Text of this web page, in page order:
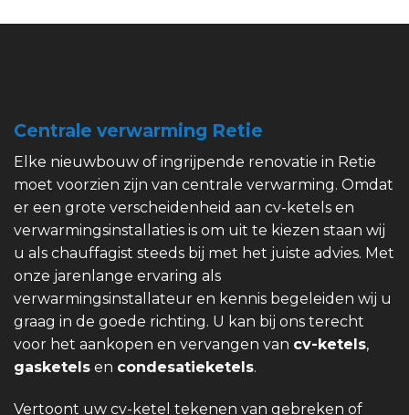
Centrale verwarming Retie
Elke nieuwbouw of ingrijpende renovatie in Retie
moet voorzien zijn van centrale verwarming. Omdat
er een grote verscheidenheid aan cv-ketels en
verwarmingsinstallaties is om uit te kiezen staan wij
u als chauffagist steeds bij met het juiste advies. Met
onze jarenlange ervaring als
verwarmingsinstallateur en kennis begeleiden wij u
graag in de goede richting. U kan bij ons terecht
voor het aankopen en vervangen van cv-ketels,
gasketels en condesatieketels.
Vertoont uw cv-ketel tekenen van gebreken of